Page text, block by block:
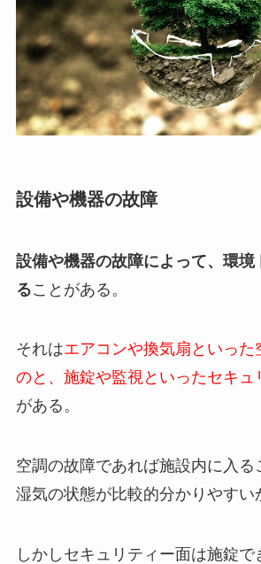
設備や機器の故障
設備や機器の故障によって、環境
ることがある。
それはエアコンや換気扇といった
のと、施錠や監視といったセキュ
がある。
空調の故障であれば施設内に入る
湿気の状態が比較的分かりやすい
しかしセキュリティー面は施錠で